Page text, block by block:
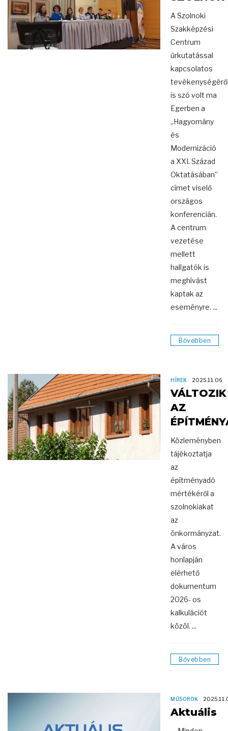
A Szolnoki
Szakképzési
Centrum
űrkutatással
kapcsolatos
is szó volt ma
Egerben a
„Hagyomány
és
Modernizáció
a XXI. Század
Oktatásában”
címet viselő
országos
konferencián.
A centrum
vezetése
mellett
hallgatók is
meghívást
kaptak az
eseményre. ...
Bővebben
HÍREK 2025.11.06
VÁLTOZIK
AZ
Közleményben
tájékoztatja
az
építményadó
mértékéről a
szolnokiakat
az
önkormányzat.
A város
honlapján
elérhető
dokumentum
2026- os
kalkulációt
közöl. ...
Bővebben
MŰSOROK
Aktuális